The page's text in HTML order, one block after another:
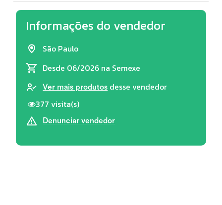
Informações do vendedor
São Paulo
Desde 06/2026 na Semexe
Ver mais produtos desse vendedor
377 visita(s)
Denunciar vendedor